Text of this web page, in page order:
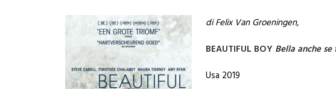
di Felix Van Groeningen,
BEAUTIFUL BOY Bella anchese
Usa 2019